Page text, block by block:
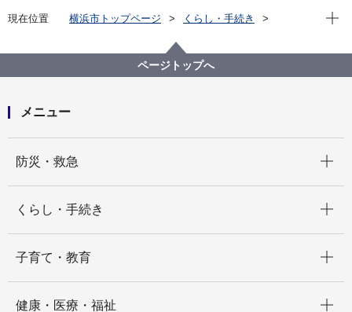
現在位置 横浜市トップページ
くらし・手続き
旭区を知る
よみがえる昭和の街並み 旭区風景写真アーカイブ
1.上白根
上白根長坂第三公園付近(画像番号b100)
現在
ページトップへ
メニュー
防災・救急
くらし・手続き
子育て・教育
健康・医療・福祉